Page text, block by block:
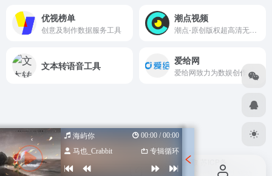
优视榜单
创意及制作数据服务工具
潮点视频
文本转语音工具 爱给网
爱给网致力为数娱创作者提供高品质、多品类、快更新的创意作品服务
Copyright © 2026 设计导航汇总-优质设计资源一站式获取
2022047798号
苏公网安备 32080102000318号 OneNav强力驱动
海屿你
00:00 / 00:00
马也_Crabbit
专辑循环